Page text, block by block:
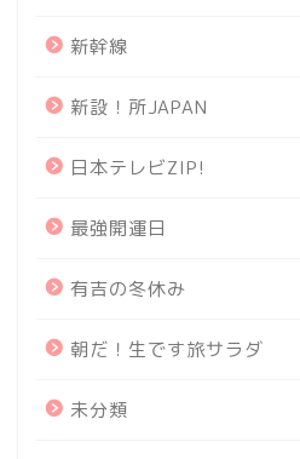
新幹線
新設！所JAPAN
日本テレビZIP!
最強開運日
有吉の冬休み
朝だ！生です旅サラダ
未分類